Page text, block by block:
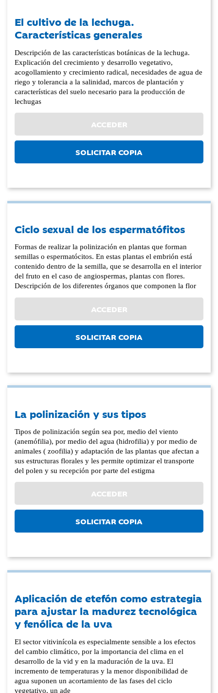
El cultivo de la lechuga.
Características generales
Descripción de las características botánicas de la lechuga.
Explicación del crecimiento y desarrollo vegetativo,
acogollamiento y crecimiento radical, necesidades de agua de
riego y tolerancia a la salinidad, marcos de plantación y
características del suelo necesario para la producción de
lechugas
ACCEDER
SOLICITAR COPIA
Ciclo sexual de los espermatófitos
Formas de realizar la polinización en plantas que forman
semillas o espermatócitos. En estas plantas el embrión está
contenido dentro de la semilla, que se desarrolla en el interior
del fruto en el caso de angiospermas, plantas con flores.
Descripción de los diferentes órganos que componen la flor
ACCEDER
SOLICITAR COPIA
La polinización y sus tipos
Tipos de polinización según sea por, medio del viento
(anemófilia), por medio del agua (hidrofilia) y por medio de
animales ( zoofilia) y adaptación de las plantas que afectan a
sus estructuras florales y les permite optimizar el transporte
del polen y su recepción por parte del estigma
ACCEDER
SOLICITAR COPIA
Aplicación de etefón como estrategia
para ajustar la madurez tecnológica
y fenólica de la uva
El sector vitivinícola es especialmente sensible a los efectos
del cambio climático, por la importancia del clima en el
desarrollo de la vid y en la maduración de la uva. El
incremento de temperaturas y la menor disponibilidad de
agua suponen un acortamiento de las fases del ciclo
vegetativo, un ade